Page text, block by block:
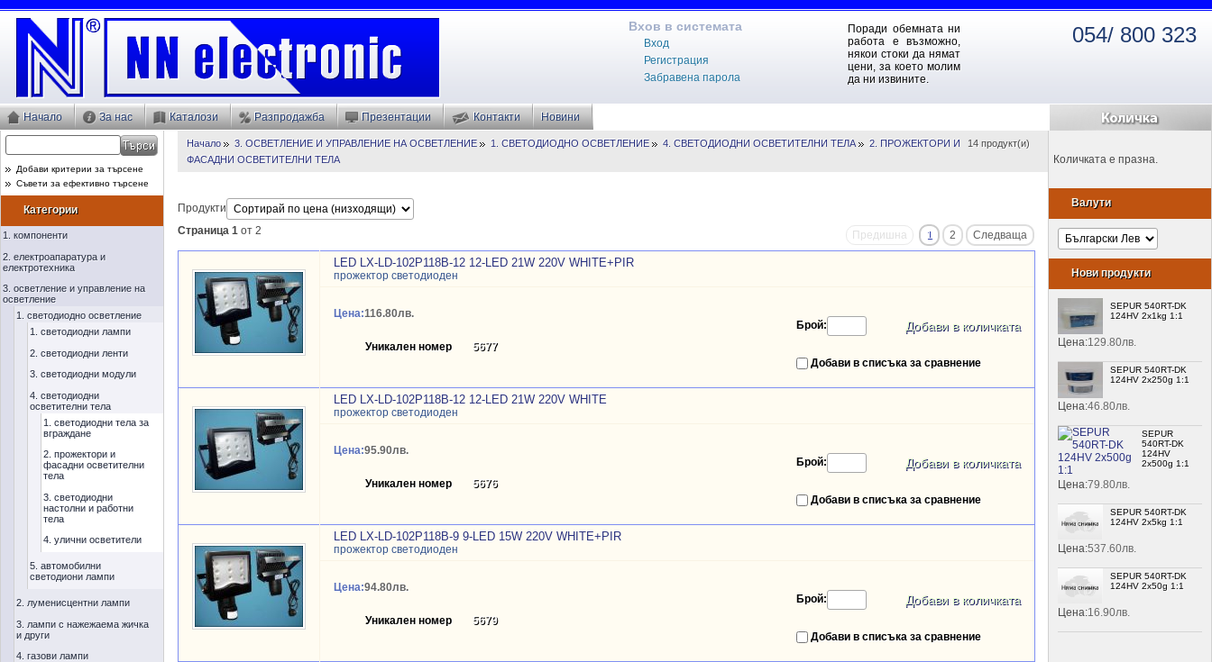
Начало За нас Каталози Разпродажба Презентации Контакти Новини
Вхов в системата
Вход
Регистрация
Забравена парола
Поради обемната ни
работа е възможно,
някои стоки да нямат
цени, за което молим
да ни извините.
054/ 800 323
Добави критерии за търсене
Съвети за ефективно търсене
Категории
1. компоненти
2. електроапаратура и
електротехника
3. осветление и управление на
осветление
1. светодиодно осветление
1. светодиодни лампи
2. светодиодни ленти
3. светодиодни модули
4. светодиодни
осветителни тела
1. светодиодни тела за
вграждане
2. прожектори и
фасадни осветителни
тела
3. светодиодни
настолни и работни
тела
4. улични осветители
5. автомобилни
светодиони лампи
2. луменисцентни лампи
3. лампи с нажежаема жичка
и други
4. газови лампи
14 продукт(и)
Начало 3. ОСВЕТЛЕНИЕ И УПРАВЛЕНИЕ НА ОСВЕТЛЕНИЕ 1. СВЕТОДИОДНО ОСВЕТЛЕНИЕ 4. СВЕТОДИОДНИ ОСВЕТИТЕЛНИ ТЕЛА
2. ПРОЖЕКТОРИ И
ФАСАДНИ ОСВЕТИТЕЛНИ ТЕЛА
Продукти
Предишна 1 2 Следваща
Страница 1 от 2
LED LX-LD-102P118B-12 12-LED 21W 220V WHITE+PIR
прожектор светодиоден
Брой:
Добави в списъка за сравнение
Цена:116.80лв.
Уникален номер 5677
LED LX-LD-102P118B-12 12-LED 21W 220V WHITE
прожектор светодиоден
Брой:
Добави в списъка за сравнение
Цена:95.90лв.
Уникален номер 5676
LED LX-LD-102P118B-9 9-LED 15W 220V WHITE+PIR
прожектор светодиоден
Брой:
Добави в списъка за сравнение
Цена:94.80лв.
Уникален номер 5679
Количката е празна.
Валути
Нови продукти
SEPUR 540RT-DK
124HV 2x1kg 1:1
Цена:129.80лв.
SEPUR 540RT-DK
124HV 2x250g 1:1
Цена:46.80лв.
SEPUR
540RT-DK
124HV
2x500g 1:1
Цена:79.80лв.
SEPUR 540RT-DK
124HV 2x5kg 1:1
Цена:537.60лв.
SEPUR 540RT-DK
124HV 2x50g 1:1
Цена:16.90лв.